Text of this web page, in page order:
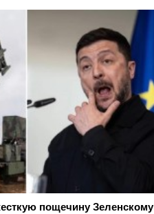
пощечину Зеленскому